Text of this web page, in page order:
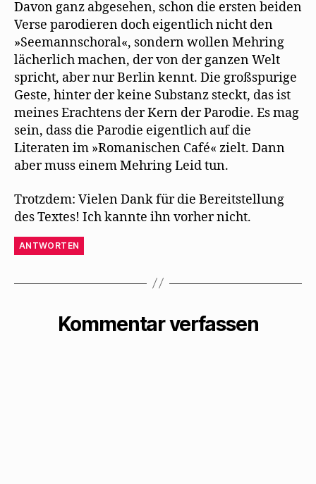
Davon ganz abgesehen, schon die ersten beiden
Verse parodieren doch eigentlich nicht den
»Seemannschoral«, sondern wollen Mehring
lächerlich machen, der von der ganzen Welt
spricht, aber nur Berlin kennt. Die großspurige
Geste, hinter der keine Substanz steckt, das ist
meines Erachtens der Kern der Parodie. Es mag
sein, dass die Parodie eigentlich auf die
Literaten im »Romanischen Café« zielt. Dann
aber muss einem Mehring Leid tun.
Trotzdem: Vielen Dank für die Bereitstellung
des Textes! Ich kannte ihn vorher nicht.
ANTWORTEN
Kommentar verfassen